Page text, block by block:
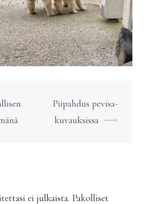
Piipahdus pevisa-
kuvauksissa ⟶
ei julkaista. Pakolliset